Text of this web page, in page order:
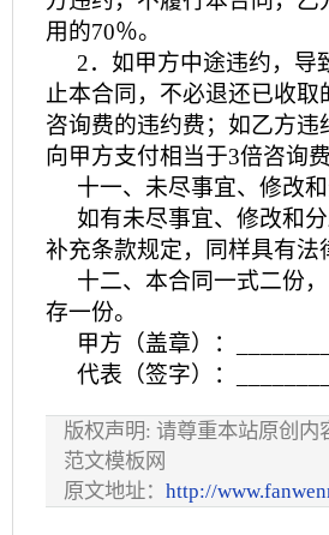
用的70％。
2．如甲方中途违约，导
止本合同，不必退还已收
咨询费的违约费；如乙方
向甲方支付相当于3倍咨询
十一、未尽事宜、修改
如有未尽事宜、修改和
补充条款规定，同样具有法
十二、本合同一式二份
存一份。
甲方（盖章）：
代表（签字）：
版权声明: 请尊重本站原创
范文模板网
原文地址： http://